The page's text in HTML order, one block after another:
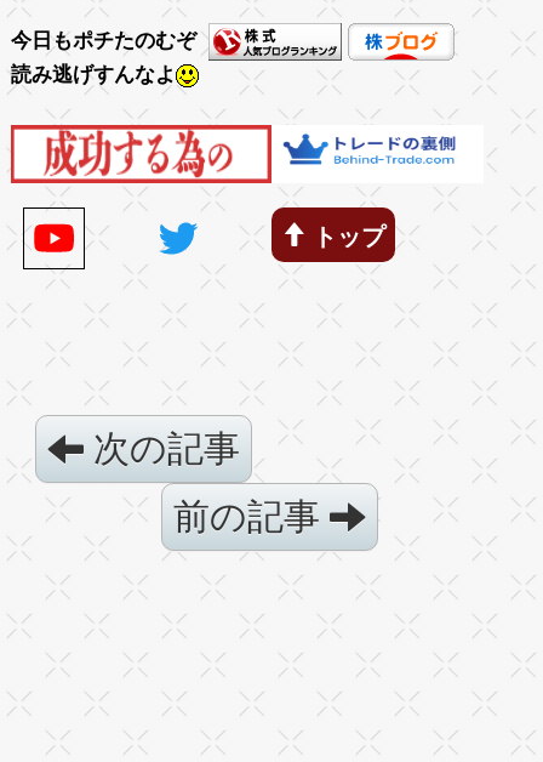
今日もポチたのむぞ
読み逃げすんなよ
トップ
次の記事
前の記事